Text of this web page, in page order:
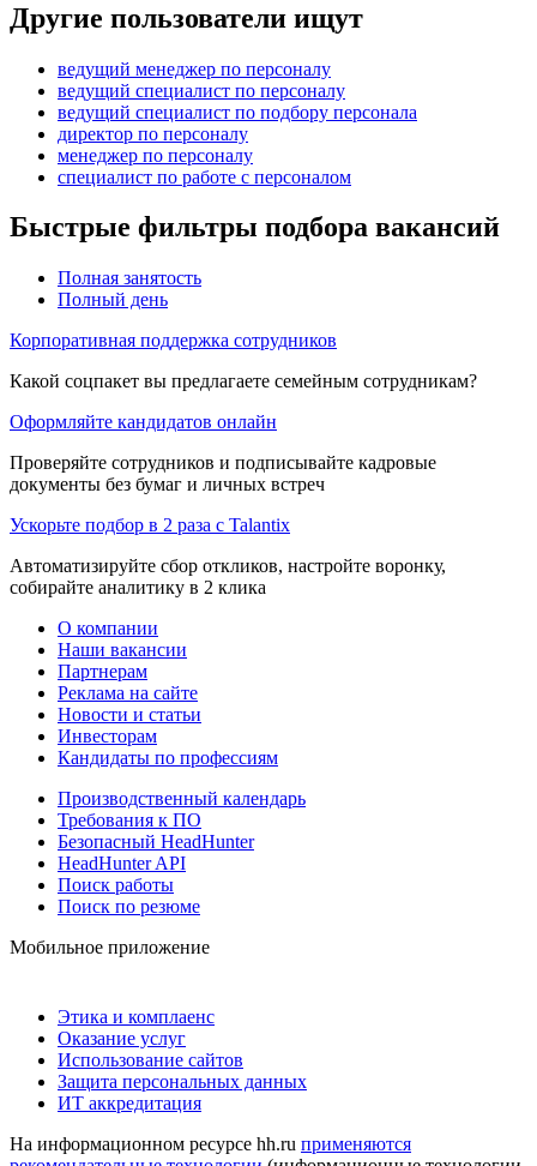
Другие пользователи ищут
ведущий менеджер по персоналу
ведущий специалист по персоналу
ведущий специалист по подбору персонала
директор по персоналу
менеджер по персоналу
специалист по работе с персоналом
Быстрые фильтры подбора вакансий
Полная занятость
Полный день
Корпоративная поддержка сотрудников
Какой соцпакет вы предлагаете семейным сотрудникам?
Оформляйте кандидатов онлайн
Проверяйте сотрудников и подписывайте кадровые
документы без бумаг и личных встреч
Ускорьте подбор в 2 раза с Talantix
Автоматизируйте сбор откликов, настройте воронку,
собирайте аналитику в 2 клика
О компании
Наши вакансии
Партнерам
Реклама на сайте
Новости и статьи
Инвесторам
Кандидаты по профессиям
Производственный календарь
Требования к ПО
Безопасный HeadHunter
HeadHunter API
Поиск работы
Поиск по резюме
Мобильное приложение
Этика и комплаенс
Оказание услуг
Использование сайтов
Защита персональных данных
ИТ аккредитация
На информационном ресурсе hh.ru применяются